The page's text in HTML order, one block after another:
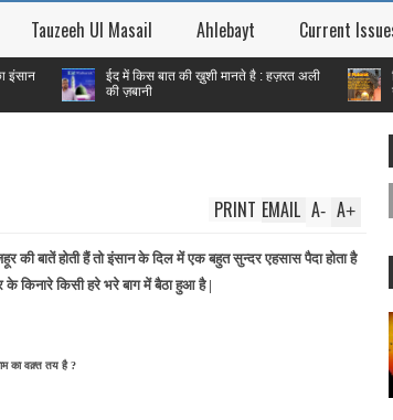
Tauzeeh Ul Masail Ahlebayt Current
ईद में किस बात की ख़ुशी मानते है : हज़रत अली
की ज़बानी
फितरे की रक़म
गरीब हैं तो |
A+
A-
EMAIL
PRINT
की बातें होती हैं तो इंसान के दिल में एक बहुत सुन्दर एहसास पैदा होता है
किनारे किसी हरे भरे बाग में बैठा हुआ है |
का वक़्त तय है ?